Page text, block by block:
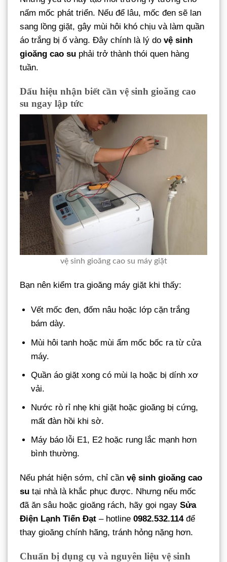
nấm mốc phát triển. Nếu để lâu, mốc đen sẽ lan
sang lồng giặt, gây mùi hôi khó chịu và làm quần
áo trắng bị ố vàng. Đây chính là lý do vệ sinh
gioăng cao su phải trở thành thói quen hàng
tuần.
Dấu hiệu nhận biết cần vệ sinh gioăng cao
su ngay lập tức
vệ sinh gioăng cao su máy giặt
Bạn nên kiểm tra gioăng máy giặt khi thấy:
Vết mốc đen, đốm nâu hoặc lớp cặn trắng
bám dày.
Mùi hôi tanh hoặc mùi ẩm mốc bốc ra từ cửa
máy.
Quần áo giặt xong có mùi lạ hoặc bị dính xơ
vải.
Nước rò rỉ nhẹ khi giặt hoặc gioăng bị cứng,
mất đàn hồi khi sờ.
Máy báo lỗi E1, E2 hoặc rung lắc mạnh hơn
bình thường.
Nếu phát hiện sớm, chỉ cần vệ sinh gioăng cao
su tại nhà là khắc phục được. Nhưng nếu mốc
đã ăn sâu hoặc gioăng rách, hãy gọi ngay Sửa
Điện Lạnh Tiến Đạt – hotline 0982.532.114để
thay gioăng chính hãng, tránh hỏng nặng hơn.
Chuẩn bị dụng cụ và nguyên liệu vệ sinh